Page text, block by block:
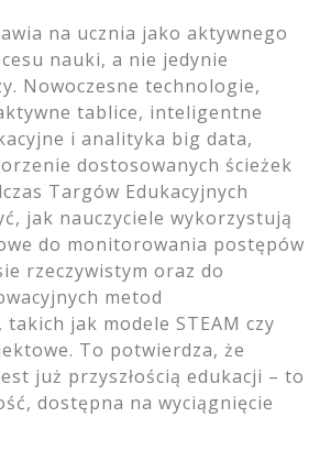
na ucznia jako aktywnego
nauki, a nie jedynie
Nowoczesne technologie,
tablice, inteligentne
i analityka big data,
dostosowanych ścieżek
Targów Edukacyjnych
jak nauczyciele wykorzystują
do monitorowania postępów
rzeczywistym oraz do
metod
takich jak modele STEAM czy
To potwierdza, że
już przyszłością edukacji – to
dostępna na wyciągnięcie